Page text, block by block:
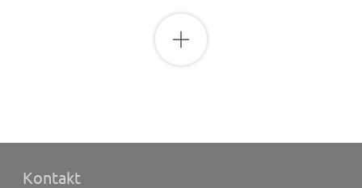
Kontakt